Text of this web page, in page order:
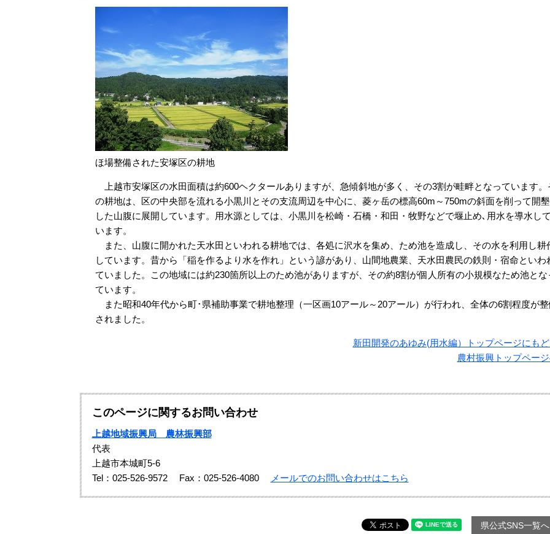
ほ場整備された安塚区の耕地
上越市安塚区の水田面積は約600ヘクタールありますが、急傾斜地が多く、その3割が畦畔となっています。
の耕地は、区の中央部を流れる小黒川とその支流周辺を中心に、菱ヶ岳の標高60m～750mの斜面を削って開墾
した山腹に展開しています。用水源としては、小黒川を松崎・石橋・和田・牧野などで堰止め､用水を導水して
います。
また、山腹に開かれた天水田といわれる耕地では、各処に沢水を集め、ため池を造成し、その水を利用し耕
しています。昔から「稲を作るより水を作れ」という諺があり、山間地農業、天水田農民の鉄則・宿命といわ
ていました。この地域には約230箇所以上のため池がありますが、その約8割が個人所有の小規模なため池とな
ています。
また昭和40年代から町･県補助事業で耕地整理（一区画10アール～20アール）が行われ、全体の6割程度が整
されました。
新田開発のあゆみ(用水編）トップページにもど
農村振興トップペー
このページに関するお問い合わせ
上越地域振興局 農林振興部
代表
上越市本城町5-6
Tel：025-526-9572
Fax：025-526-4080 メールでのお問い合わせはこちら
県公式SNS一覧へ